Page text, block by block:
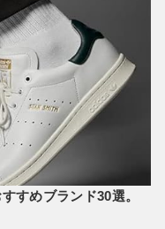
すめブランド30選。